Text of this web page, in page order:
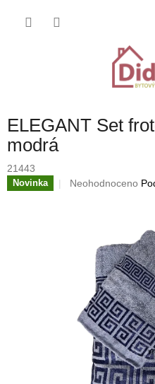
ELEGANT Set
modrá
21443
Novinka
Průměrné
hvězdiček.
Neohodnoceno